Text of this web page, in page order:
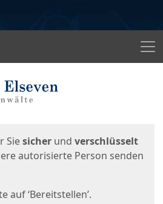
Menü
Siesicher und verschlüsselt
autorisierte Person senden
auf ‘Bereitstellen’.